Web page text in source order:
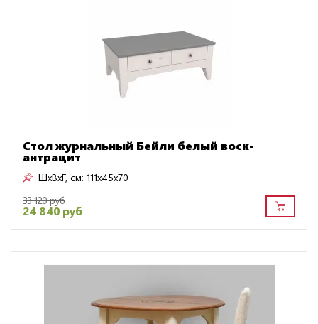
Стол журнальный Бейли белый воск-
антрацит
ШxВxГ, см: 111x45x70
33 120 руб
24 840 руб